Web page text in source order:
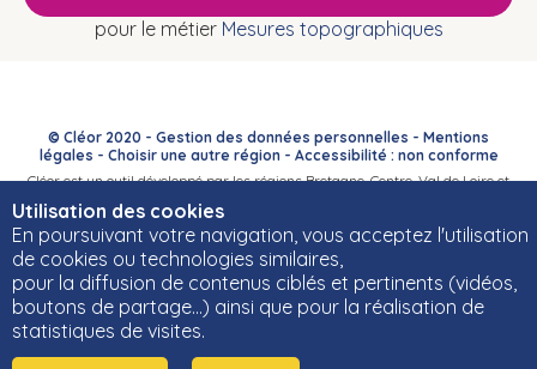
Utilisation des cookies
En poursuivant votre navigation, vous acceptez l'utilisation
de cookies ou technologies similaires,
pour la diffusion de contenus ciblés et pertinents (vidéos,
boutons de partage…) ainsi que pour la réalisation de
statistiques de visites.
pour le métier Mesures topographiques
© Cléor 2020 - Gestion des données personnelles - Mentions
légales - Choisir une autre région- Accessibilité : non conforme
Cléor est un outil développé par les régions Bretagne, Centre-Val de Loire et